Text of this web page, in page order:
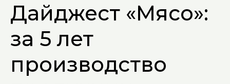
Дайджест «Мясо»:
за 5 лет
производство